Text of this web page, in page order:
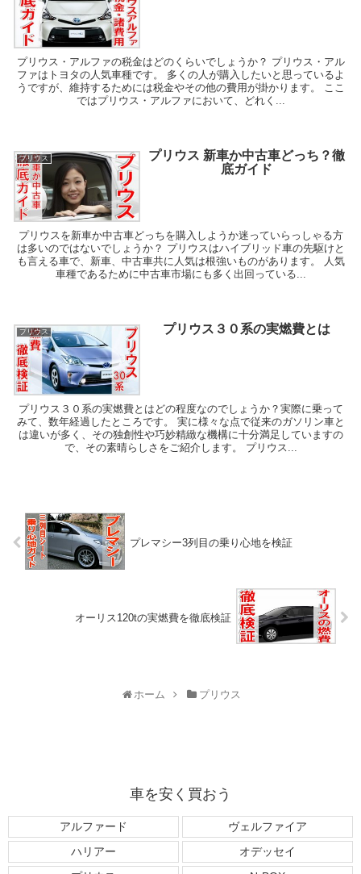
プリウス・アルファの税金はどのくらいでしょうか？ プリウス・アル
ファはトヨタの人気車種です。 多くの人が購入したいと思っているよ
うですが、維持するためには税金やその他の費用が掛かります。 ここ
ではプリウス・アルファにおいて、どれく...
プリウス
プリウス 新車か中古車どっち？徹
底ガイド
プリウスを新車か中古車どっちを購入しようか迷っていらっしゃる方
は多いのではないでしょうか？ プリウスはハイブリッド車の先駆けと
も言える車で、新車、中古車共に人気は根強いものがあります。 人気
車種であるために中古車市場にも多く出回っている...
プリウス プリウス３０系の実燃費とは
プリウス３０系の実燃費とはどの程度なのでしょうか？実際に乗って
みて、数年経過したところです。 実に様々な点で従来のガソリン車と
は違いが多く、その独創性や巧妙精緻な機構に十分満足していますの
で、その素晴らしさをご紹介します。 プリウス...
プレマシー3列目の乗り心地を検証
オーリス120tの実燃費を徹底検証
ホーム プリウス
車を安く買おう
アルファード
ヴェルファイア
ハリアー
オデッセイ